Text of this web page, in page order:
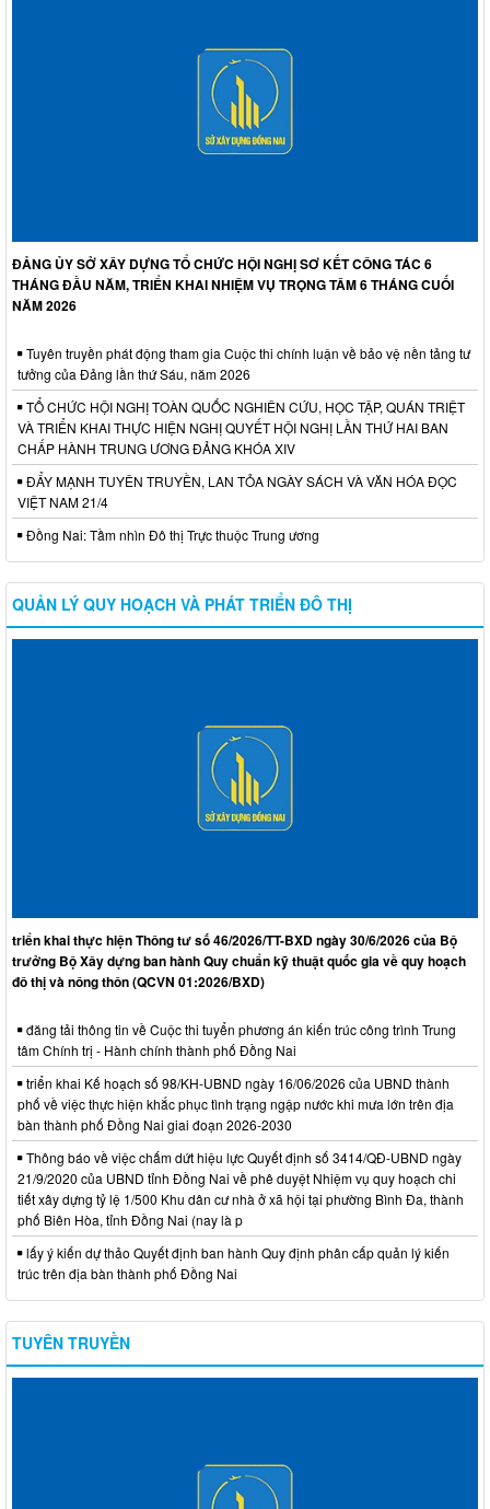
ĐẢNG ỦY SỞ XÂY DỰNG TỔ CHỨC HỘI NGHỊ SƠ KẾT CÔNG TÁC 6
THÁNG ĐẦU NĂM, TRIỂN KHAI NHIỆM VỤ TRỌNG TÂM 6 THÁNG CUỐI
NĂM 2026
Tuyên truyền phát động tham gia Cuộc thi chính luận về bảo vệ nền tảng tư
tưởng của Đảng lần thứ Sáu, năm 2026
TỔ CHỨC HỘI NGHỊ TOÀN QUỐC NGHIÊN CỨU, HỌC TẬP, QUÁN TRIỆT
VÀ TRIỂN KHAI THỰC HIỆN NGHỊ QUYẾT HỘI NGHỊ LẦN THỨ HAI BAN
CHẤP HÀNH TRUNG ƯƠNG ĐẢNG KHÓA XIV
ĐẨY MẠNH TUYÊN TRUYỀN, LAN TỎA NGÀY SÁCH VÀ VĂN HÓA ĐỌC
VIỆT NAM 21/4
Đồng Nai: Tầm nhìn Đô thị Trực thuộc Trung ương
QUẢN LÝ QUY HOẠCH VÀ PHÁT TRIỂN ĐÔ THỊ
triển khai thực hiện Thông tư số 46/2026/TT-BXD ngày 30/6/2026 của Bộ
trưởng Bộ Xây dựng ban hành Quy chuẩn kỹ thuật quốc gia về quy hoạch
đô thị và nông thôn (QCVN 01:2026/BXD)
đăng tải thông tin về Cuộc thi tuyển phương án kiến trúc công trình Trung
tâm Chính trị - Hành chính thành phố Đồng Nai
triển khai Kế hoạch số 98/KH-UBND ngày 16/06/2026 của UBND thành
phố về việc thực hiện khắc phục tình trạng ngập nước khi mưa lớn trên địa
bàn thành phố Đồng Nai giai đoạn 2026-2030
Thông báo về việc chấm dứt hiệu lực Quyết định số 3414/QĐ-UBND ngày
21/9/2020 của UBND tỉnh Đồng Nai về phê duyệt Nhiệm vụ quy hoạch chi
tiết xây dựng tỷ lệ 1/500 Khu dân cư nhà ở xã hội tại phường Bình Đa, thành
phố Biên Hòa, tỉnh Đồng Nai (nay là p
lấy ý kiến dự thảo Quyết định ban hành Quy định phân cấp quản lý kiến
trúc trên địa bàn thành phố Đồng Nai
TUYÊN TRUYỀN